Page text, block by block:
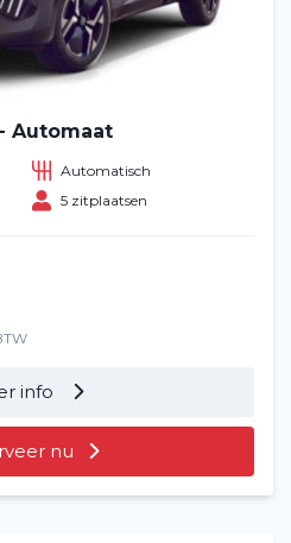
Automaat
Automatisch
5 zitplaatsen
info
nu